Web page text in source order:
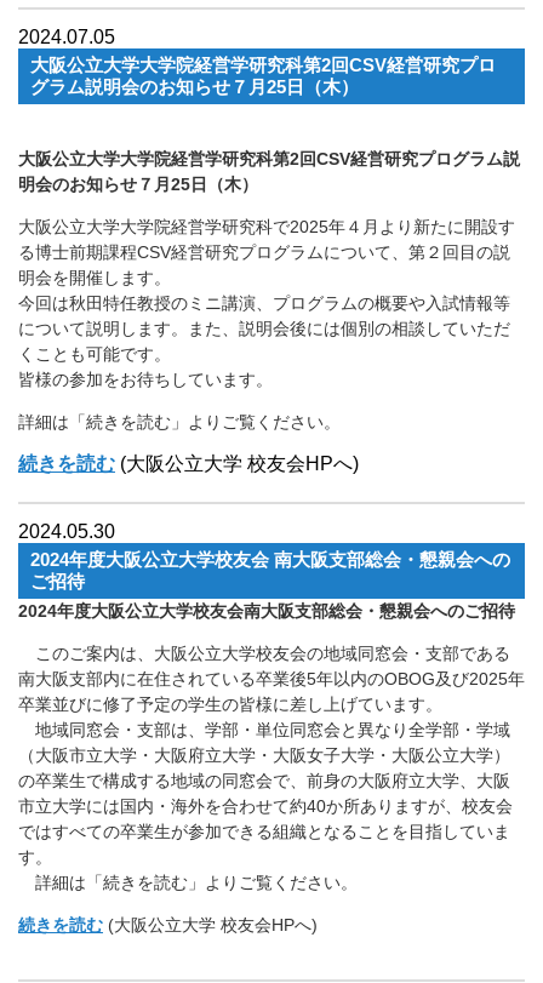
2024.07.05
大阪公立大学大学院経営学研究科第2回CSV経営研究プロ
グラム説明会のお知らせ７月25日（木）
大阪公立大学大学院経営学研究科第2回CSV経営研究プログラム説
明会のお知らせ７月25日（木）
大阪公立大学大学院経営学研究科で2025年４月より新たに開設す
る博士前期課程CSV経営研究プログラムについて、第２回目の説
明会を開催します。
今回は秋田特任教授のミニ講演、プログラムの概要や入試情報等
について説明します。また、説明会後には個別の相談していただ
くことも可能です。
皆様の参加をお待ちしています。
詳細は「続きを読む」よりご覧ください。
続きを読む (大阪公立大学 校友会HPへ)
2024.05.30
2024年度大阪公立大学校友会 南大阪支部総会・懇親会への
ご招待
2024年度大阪公立大学校友会南大阪支部総会・懇親会へのご招待
このご案内は、大阪公立大学校友会の地域同窓会・支部である
南大阪支部内に在住されている卒業後5年以内のOBOG及び2025年
卒業並びに修了予定の学生の皆様に差し上げています。
地域同窓会・支部は、学部・単位同窓会と異なり全学部・学域
（大阪市立大学・大阪府立大学・大阪女子大学・大阪公立大学）
の卒業生で構成する地域の同窓会で、前身の大阪府立大学、大阪
市立大学には国内・海外を合わせて約40か所ありますが、校友会
ではすべての卒業生が参加できる組織となることを目指していま
す。
詳細は「続きを読む」よりご覧ください。
続きを読む (大阪公立大学 校友会HPへ)